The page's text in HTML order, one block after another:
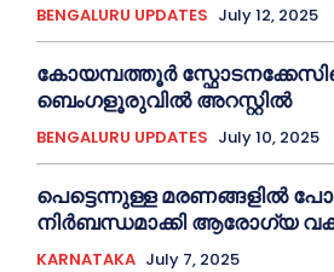
BENGALURU UPDATES July 12, 2025
കോയമ്പത്തൂർ
ബെംഗളൂരുവിൽ അറസ്റ്റിൽ
BENGALURU UPDATES July 10, 2025
പെട്ടെന്നുള്ള മരണങ്ങളിൽ
നിർബന്ധമാക്കി ആരോഗ്യ
KARNATAKA July 7, 2025